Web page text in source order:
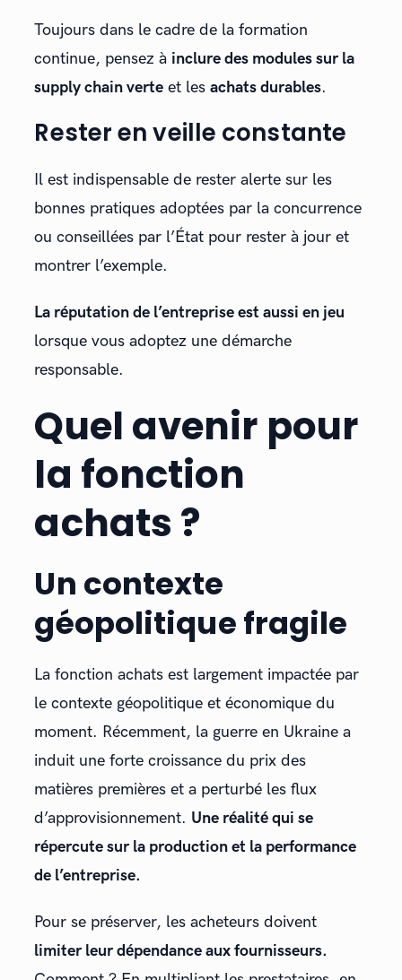
Toujours dans le cadre de la formation
continue, pensez à inclure des modules sur la
supply chain verte et lesachats durables.
Rester en veille constante
Il est indispensable de rester alerte sur les
bonnes pratiques adoptées par la concurrence
ou conseillées par l’État pour rester à jour et
montrer l’exemple.
La réputation de l’entreprise est aussi en jeu
lorsque vous adoptez une démarche
responsable.
Quel avenir pour
la fonction
achats ?
Un contexte
géopolitique fragile
La fonction achats est largement impactée par
le contexte géopolitique et économique du
moment. Récemment, la guerre en Ukraine a
induit une forte croissance du prix des
matières premières et a perturbé les flux
d’approvisionnement. Une réalité qui se
répercute sur la production et la performance
de l’entreprise.
Pour se préserver, les acheteurs doivent
limiter leur dépendance aux fournisseurs.